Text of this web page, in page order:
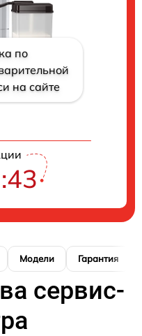
по
на сайте
Модели Гарантия
сервис-